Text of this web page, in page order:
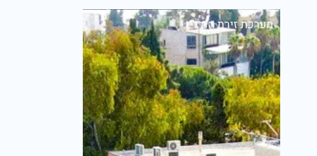
מערכת זירת הנדל״ן